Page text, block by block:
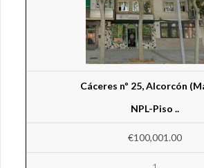
Cáceres nº 25, Alcorcón
NPL-Piso ..
€100,001.00